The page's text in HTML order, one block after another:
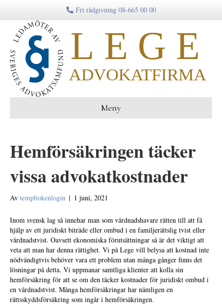
Fri rådgivning 08-665 00 00
Meny
Hemförsäkringen täcker
vissa advokatkostnader
Av templtokenlogin | 1 juni, 2021
Inom svensk lag så innehar man som vårdnadshavare rätten till att få
hjälp av ett juridiskt biträde eller ombud i en familjerättslig tvist eller
vårdnadstvist. Oavsett ekonomiska förutsättningar så är det viktigt att
veta att man har denna rättighet. Vi på Lege vill belysa att kostnad inte
nödvändigtvis behöver vara ett problem utan många gånger finns det
lösningar på detta. Vi uppmanar samtliga klienter att kolla sin
hemförsäkring för att se om den täcker kostnader för juridiskt ombud i
en vårdnadstvist. Många hemförsäkringar har nämligen en
rättsskyddsförsäkring som ingår i hemförsäkringen.